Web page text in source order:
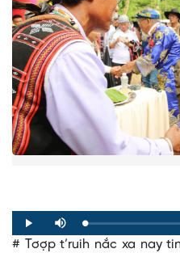
Play Mute Loaded:
0%
Progress:
0%
# Tơợp t’ruih nắc xa nay